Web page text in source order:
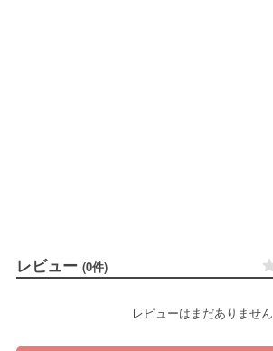
レビュー (0件)
レビューはまだありません